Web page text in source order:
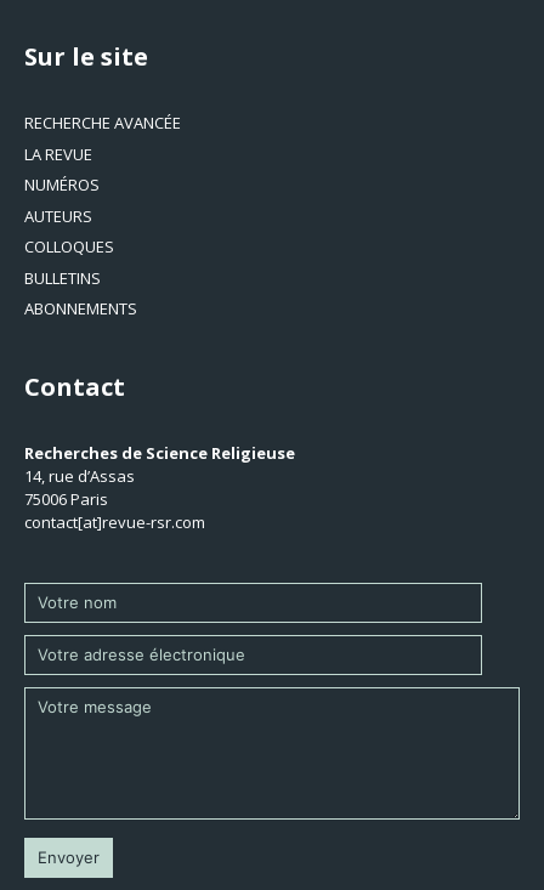
Sur le site
RECHERCHE AVANCÉE
LA REVUE
NUMÉROS
AUTEURS
COLLOQUES
BULLETINS
ABONNEMENTS
Contact
Recherches de Science Religieuse
14, rue d’Assas
75006 Paris
contact[at]revue-rsr.com